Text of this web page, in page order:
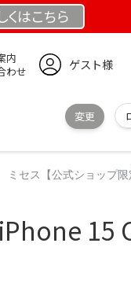
くはこちら
内
わせ
ゲスト様
変更
セス【公式ショップ限
15